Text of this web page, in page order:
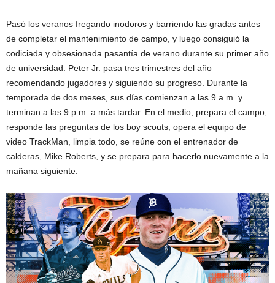
Pasó los veranos fregando inodoros y barriendo las gradas antes
de completar el mantenimiento de campo, y luego consiguió la
codiciada y obsesionada pasantía de verano durante su primer año
de universidad. Peter Jr. pasa tres trimestres del año
recomendando jugadores y siguiendo su progreso. Durante la
temporada de dos meses, sus días comienzan a las 9 a.m. y
terminan a las 9 p.m. a más tardar. En el medio, prepara el campo,
responde las preguntas de los boy scouts, opera el equipo de
video TrackMan, limpia todo, se reúne con el entrenador de
calderas, Mike Roberts, y se prepara para hacerlo nuevamente a la
mañana siguiente.